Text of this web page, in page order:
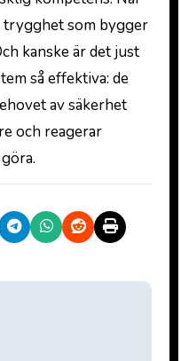
trygghet som bygger
kanske är det just
så effektiva: de
av säkerhet
och reagerar